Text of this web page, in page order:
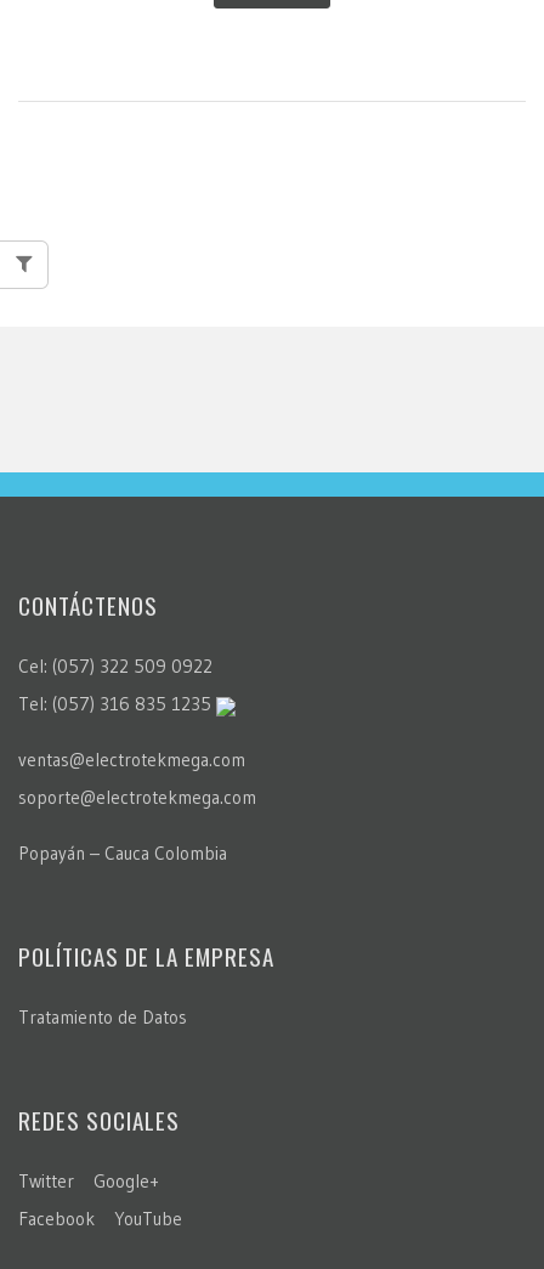
CONTÁCTENOS
Cel: (057) 322 509 0922
Tel: (057) 316 835 1235
ventas@electrotekmega.com
soporte@electrotekmega.com
Popayán – Cauca Colombia
POLÍTICAS DE LA EMPRESA
Tratamiento de Datos
REDES SOCIALES
Twitter
Google+
Facebook
YouTube